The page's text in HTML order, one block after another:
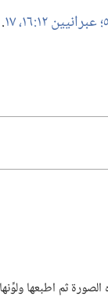
عبرانيين ١٢:‏١٦،‏ ١٧ ‏.‏
ثم اطبعها